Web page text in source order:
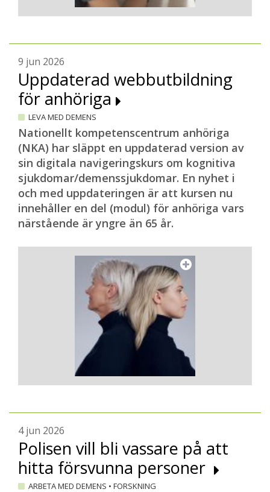
9 jun 2026
Uppdaterad webbutbildning
för anhöriga
LEVA MED DEMENS
Nationellt kompetenscentrum anhöriga
(NKA) har släppt en uppdaterad version av
sin digitala navigeringskurs om kognitiva
sjukdomar/demenssjukdomar. En nyhet i
och med uppdateringen är att kursen nu
innehåller en del (modul) för anhöriga vars
närstående är yngre än 65 år.
4 jun 2026
Polisen vill bli vassare på att
hitta försvunna personer
ARBETA MED DEMENS • FORSKNING